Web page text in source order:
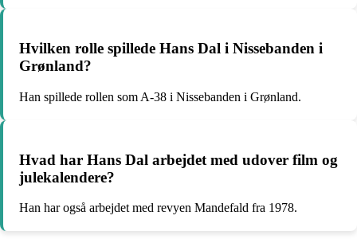
Hvilken rolle spillede Hans Dal i Nissebanden i
Grønland?
Han spillede rollen som A-38 i Nissebanden i Grønland.
Hvad har Hans Dal arbejdet med udover film og
julekalendere?
Han har også arbejdet med revyen Mandefald fra 1978.